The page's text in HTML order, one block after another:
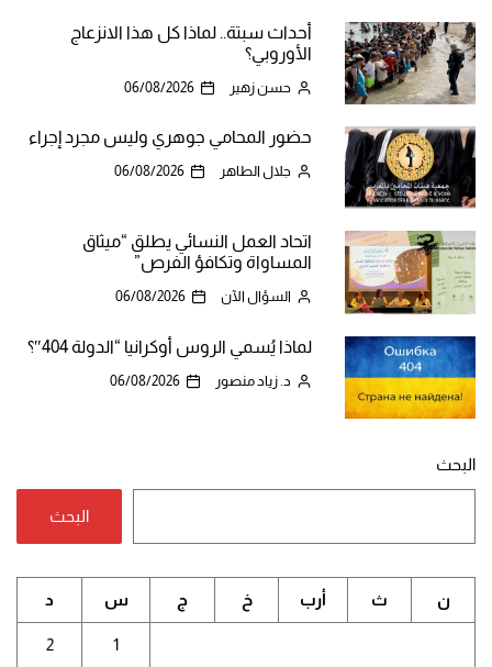
أحداث سبتة.. لماذا كل هذا الانزعاج
الأوروبي؟
حسن زهير 06/08/2026
حضور المحامي جوهري وليس مجرد إجراء
جلال الطاهر 06/08/2026
اتحاد العمل النسائي يطلق “ميثاق
المساواة وتكافؤ الفرص”
السؤال الآن 06/08/2026
لماذا يُسمي الروس أوكرانيا “الدولة 404″؟
د. زياد منصور 06/08/2026
البحث
البحث
ن ث أرب خ ج س د
1
2